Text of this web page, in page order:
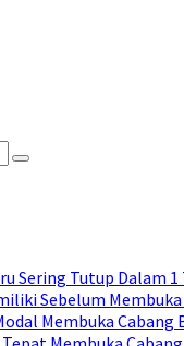
Search
Sering Tutup Dalam
Sebelum
Membuka Cabang